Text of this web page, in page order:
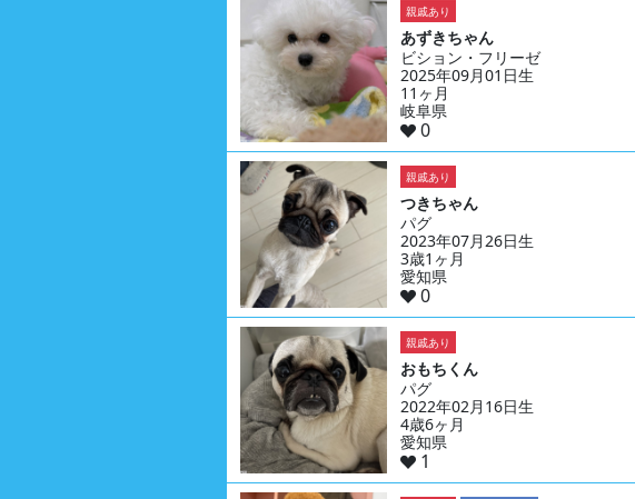
親戚あり
あずきちゃん
ビション・フリーゼ
2025年09月01日生
11ヶ月
岐阜県
0
親戚あり
つきちゃん
パグ
2023年07月26日生
3歳1ヶ月
愛知県
0
親戚あり
おもちくん
パグ
2022年02月16日生
4歳6ヶ月
愛知県
1